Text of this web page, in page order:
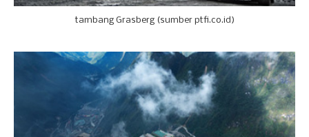
tambang Grasberg (sumber ptfi.co.id)